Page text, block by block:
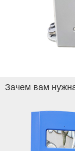
Зачем вам